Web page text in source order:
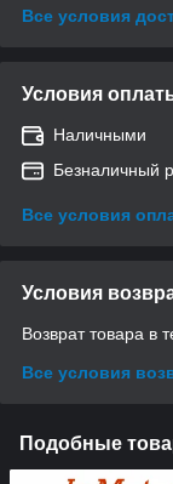
Все условия
Условия
Наличными
Безналичный
Все условия
Условия
Возврат товара в
Все условия
Подобные